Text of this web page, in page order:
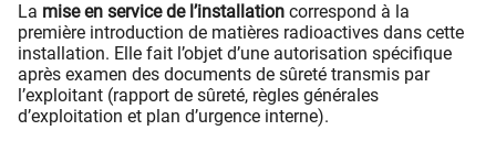
La mise en service de l’installation correspond à la
première introduction de matières radioactives dans cette
installation. Elle fait l’objet d’une autorisation spécifique
après examen des documents de sûreté transmis par
l’exploitant (rapport de sûreté, règles générales
d’exploitation et plan d’urgence interne).